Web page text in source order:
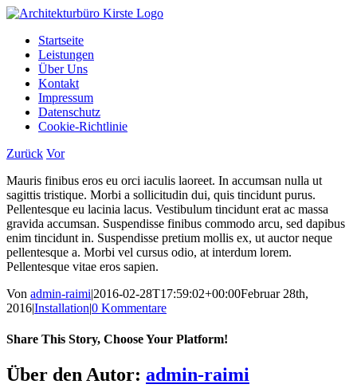
Zum
springenStartseite
Leistungen
Über Uns
Kontakt
Impressum
Datenschutz
Cookie-Richtlinie
Zurück Vor
Mauris finibus eros eu orci iaculis laoreet. In accumsan nulla ut
sagittis tristique. Morbi a sollicitudin dui, quis tincidunt purus.
Pellentesque eu lacinia lacus. Vestibulum tincidunt erat ac massa
gravida accumsan. Suspendisse finibus commodo arcu, sed dapibus
enim tincidunt in. Suspendisse pretium mollis ex, ut auctor neque
pellentesque a. Morbi vel cursus odio, at interdum lorem.
Pellentesque vitae eros sapien.
Von admin-raimi|2016-02-28T17:59:02+00:00Februar 28th,
2016|Installation|0 Kommentare
Share This Story, Choose Your Platform!
Facebook
Twitter
Reddit
LinkedIn
WhatsApp
Tumblr
Pinterest
Vk
Xing
E-
Mail
Über den Autor: admin-raimi